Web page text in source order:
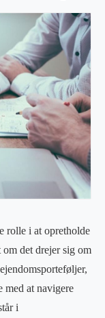
rolle i at opretholde
det drejer sig om
at navigere
i